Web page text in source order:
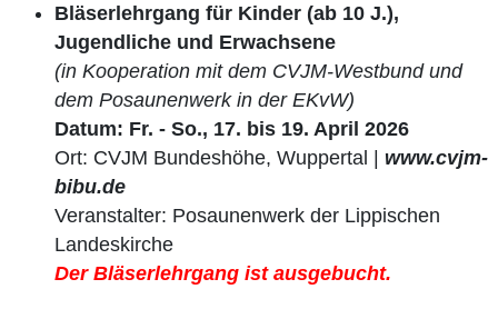
Bläserlehrgang für Kinder (ab 10 J.),
Jugendliche und Erwachsene
(in Kooperation mit dem CVJM-Westbund und
dem Posaunenwerk in der EKvW)
Datum: Fr. - So., 17. bis 19. April 2026
Ort: CVJM Bundeshöhe, Wuppertal | www.cvjm-
bibu.de
Veranstalter: Posaunenwerk der Lippischen
Landeskirche
Der Bläserlehrgang ist ausgebucht.